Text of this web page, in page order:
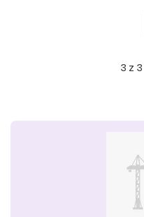
3 z 3